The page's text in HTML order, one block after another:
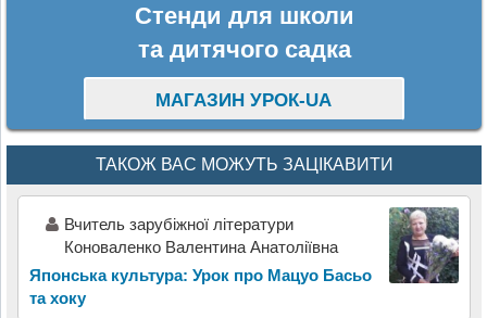
Стенди для школи
та дитячого садка
МАГАЗИН УРОК-UA
ТАКОЖ ВАС МОЖУТЬ ЗАЦІКАВИТИ
Вчитель зарубіжної літератури
Коноваленко Валентина Анатоліївна
Японська культура: Урок про Мацуо Басьо
та хоку